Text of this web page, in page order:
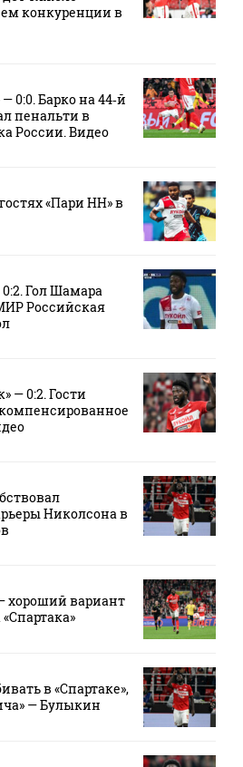
конкуренции в
0:0. Барко на 44‑й
пенальти в
России. Видео
«Пари НН» в
Гол Шамара
Российская
— 0:2. Гости
Николсона в
хороший вариант
в «Спартаке»,
— Булыкин